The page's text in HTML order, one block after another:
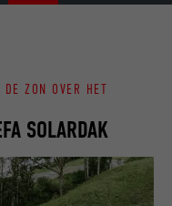
SOLARDAK
ZON OVER HET